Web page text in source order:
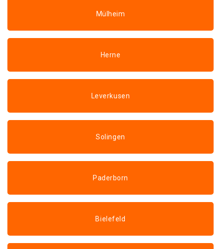
Mülheim
Herne
Leverkusen
Solingen
Paderborn
Bielefeld